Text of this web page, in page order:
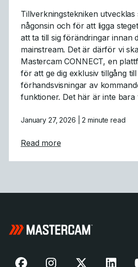
Tillverkningstekniken utvecklas
någonsin och för att ligga
att ta till sig förändringar innan
mainstream. Det är därför vi
Mastercam CONNECT, en
för att ge dig exklusiv tillgång
förhandsvisningar av
funktioner. Det här är inte bara
January 27, 2026 | 2 minute read
Read moreabout Mastercam